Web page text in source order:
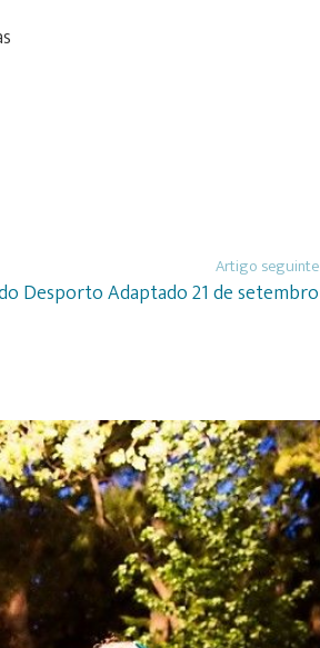
Artigo seguinte
Desporto Adaptado 21 de setembro